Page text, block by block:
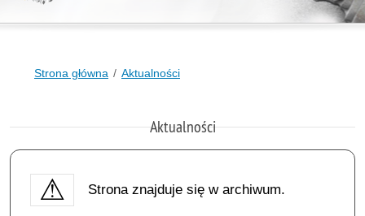
Strona główna Aktualności
Aktualności
Strona znajduje się w archiwum.